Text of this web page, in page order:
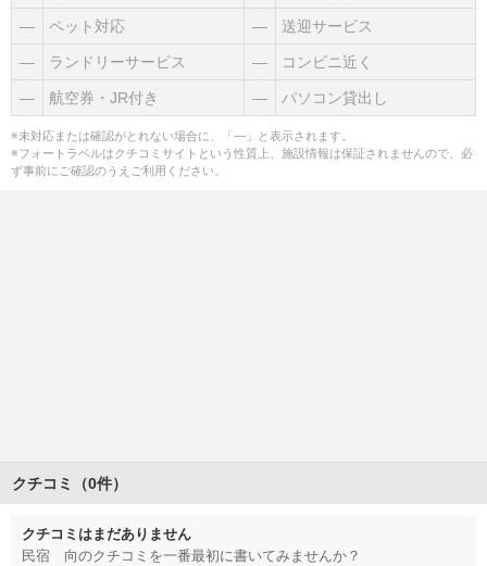
― ペット対応 ― 送迎サービス
― ランドリーサービス ― コンビニ近く
― 航空券・JR付き ― パソコン貸出し
※未対応または確認がとれない場合に、「―」と表示されます。
※フォートラベルはクチコミサイトという性質上、施設情報は保証されませんので、必
ず事前にご確認のうえご利用ください。
クチコミ（0件）
クチコミはまだありません
民宿 向のクチコミを一番最初に書いてみませんか？